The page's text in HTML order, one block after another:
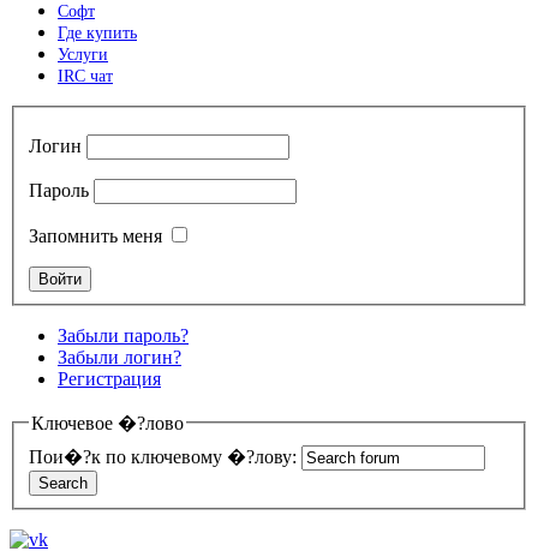
Софт
Где купить
Услуги
IRC чат
Логин
Пароль
Запомнить меня
Забыли пароль?
Забыли логин?
Регистрация
Ключевое �?лово
Пои�?к по ключевому �?лову: